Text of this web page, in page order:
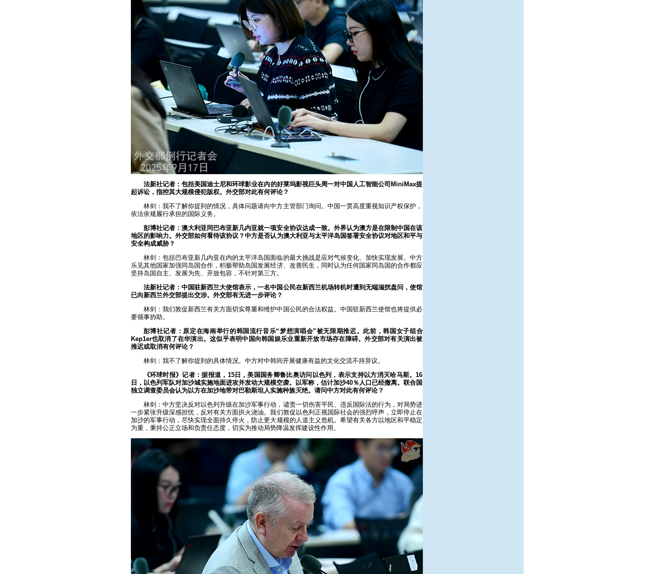
法新社记者：包括美国迪士尼和环球影业在内的好莱坞影视巨头周一对中国人工智能公司MiniMax提
起诉讼，指控其大规模侵犯版权。外交部对此有何评论？
林剑：我不了解你提到的情况，具体问题请向中方主管部门询问。中国一贯高度重视知识产权保护，
依法依规履行承担的国际义务。
彭博社记者：澳大利亚同巴布亚新几内亚就一项安全协议达成一致。外界认为澳方是在限制中国在该
地区的影响力。外交部如何看待该协议？中方是否认为澳大利亚与太平洋岛国签署安全协议对地区和平与
安全构成威胁？
林剑：包括巴布亚新几内亚在内的太平洋岛国面临的最大挑战是应对气候变化、加快实现发展。中方
乐见其他国家加强同岛国合作，积极帮助岛国发展经济、改善民生，同时认为任何国家同岛国的合作都应
坚持岛国自主、发展为先、开放包容，不针对第三方。
法新社记者：中国驻新西兰大使馆表示，一名中国公民在新西兰机场转机时遭到无端滋扰盘问，使馆
已向新西兰外交部提出交涉。外交部有无进一步评论？
林剑：我们敦促新西兰有关方面切实尊重和维护中国公民的合法权益。中国驻新西兰使馆也将提供必
要领事协助。
彭博社记者：原定在海南举行的韩国流行音乐“梦想演唱会”被无限期推迟。此前，韩国女子组合
Kep1er也取消了在华演出。这似乎表明中国向韩国娱乐业重新开放市场存在障碍。外交部对有关演出被
推迟或取消有何评论？
林剑：我不了解你提到的具体情况。中方对中韩间开展健康有益的文化交流不持异议。
《环球时报》记者：据报道，15日，美国国务卿鲁比奥访问以色列，表示支持以方消灭哈马斯。16
日，以色列军队对加沙城实施地面进攻并发动大规模空袭。以军称，估计加沙40％人口已经撤离。联合国
独立调查委员会认为以方在加沙地带对巴勒斯坦人实施种族灭绝。请问中方对此有何评论？
林剑：中方坚决反对以色列升级在加沙军事行动，谴责一切伤害平民、违反国际法的行为，对局势进
一步紧张升级深感担忧，反对有关方面拱火浇油。我们敦促以色列正视国际社会的强烈呼声，立即停止在
加沙的军事行动，尽快实现全面持久停火，防止更大规模的人道主义危机。希望有关各方以地区和平稳定
为重，秉持公正立场和负责任态度，切实为推动局势降温发挥建设性作用。